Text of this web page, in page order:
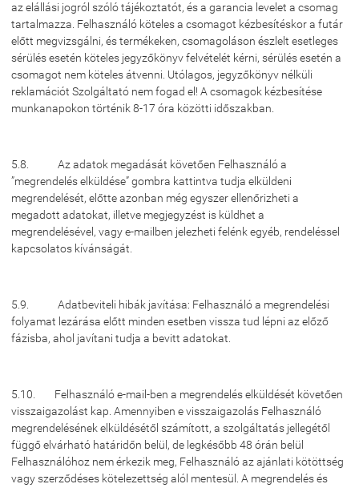
az elállási jogról szóló tájékoztatót, és a garancia levelet a csomag
tartalmazza. Felhasználó köteles a csomagot kézbesítéskor a futár
előtt megvizsgálni, és termékeken, csomagoláson észlelt esetleges
sérülés esetén köteles jegyzőkönyv felvételét kérni, sérülés esetén a
csomagot nem köteles átvenni. Utólagos, jegyzőkönyv nélküli
reklamációt Szolgáltató nem fogad el! A csomagok kézbesítése
munkanapokon történik 8-17 óra közötti időszakban.
5.8. Az adatok megadását követően Felhasználó a
”megrendelés elküldése” gombra kattintva tudja elküldeni
megrendelését, előtte azonban még egyszer ellenőrizheti a
megadott adatokat, illetve megjegyzést is küldhet a
megrendelésével, vagy e-mailben jelezheti felénk egyéb, rendeléssel
kapcsolatos kívánságát.
5.9. Adatbeviteli hibák javítása: Felhasználó a megrendelési
folyamat lezárása előtt minden esetben vissza tud lépni az előző
fázisba, ahol javítani tudja a bevitt adatokat.
5.10. Felhasználó e-mail-ben a megrendelés elküldését követően
visszaigazolást kap. Amennyiben e visszaigazolás Felhasználó
megrendelésének elküldésétől számított, a szolgáltatás jellegétől
függő elvárható határidőn belül, de legkésőbb 48 órán belül
Felhasználóhoz nem érkezik meg, Felhasználó az ajánlati kötöttség
vagy szerződéses kötelezettség alól mentesül. A megrendelés és